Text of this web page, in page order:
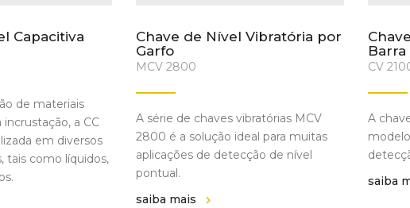
Capacitiva
de materiais
a CC
em diversos
tais como líquidos,
Chave de Nível Vibratória por
Garfo
MCV 2800
A série de chaves vibratórias MCV
2800 é a solução ideal para muitas
aplicações de detecção de nível
pontual.
saiba mais
Barra
CV
A
saiba